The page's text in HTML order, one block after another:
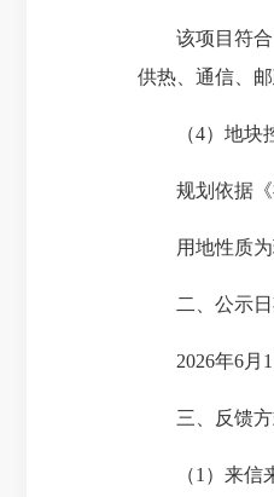
该项目符合《
供热、通信、
（4）地块
规划依据《福
用地性质为环
二、公示日
2026年6月1
三、反馈方
（1）来信来